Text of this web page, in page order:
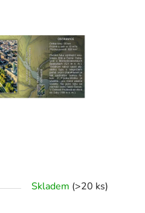
Skladem (>20 ks)